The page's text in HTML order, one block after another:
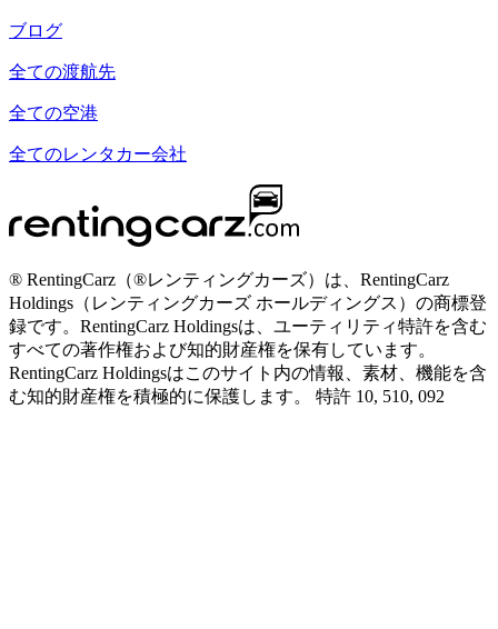
ブログ
全ての渡航先
全ての空港
全てのレンタカー会社
® RentingCarz（®レンティングカーズ）は、RentingCarz
Holdings（レンティングカーズ ホールディングス）の商標登
録です。RentingCarz Holdingsは、ユーティリティ特許を含む
すべての著作権および知的財産権を保有しています。
RentingCarz Holdingsはこのサイト内の情報、素材、機能を含
む知的財産権を積極的に保護します。 特許 10, 510, 092